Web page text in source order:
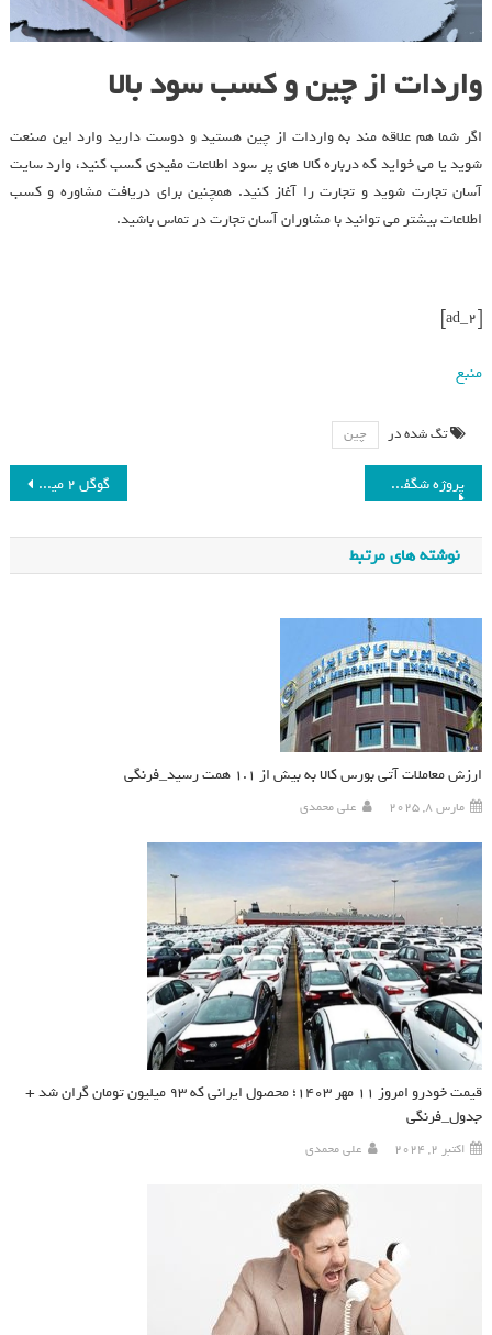
واردات از چین و کسب سود بالا
اگر شما هم علاقه مند به واردات از چین هستید و دوست دارید وارد این صنعت
شوید یا می خواید که درباره کالا های پر سود اطلاعات مفیدی کسب کنید، وارد سایت
آسان تجارت شوید و تجارت را آغاز کنید. همچنین برای دریافت مشاوره و کسب
اطلاعات بیشتر می توانید با مشاوران آسان تجارت در تماس باشید.
منبع
تگ شده در چین
گوگل ۲ میلیارد دلار در شرکت رقیب OpenAI سرمایه‌گذاری می‌کند پروژه‌ شگفت‌انگیز گوگل میزان توقف پشت چراغ قرمز را تا ۳۰ درصد کاهش می‌دهد
نوشته های مرتبط
ارزش معاملات آتی بورس کالا به بیش از ۱.۱ همت رسید_فرنگی
مارس 8, 2025 علی محمدی
قیمت خودرو امروز ۱۱ مهر ۱۴۰۳؛ محصول ایرانی که ۹۳ میلیون تومان گران شد +
جدول_فرنگی
اکتبر 2, 2024 علی محمدی